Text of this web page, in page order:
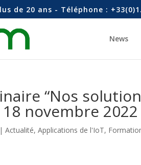
de 20 ans - Téléphone :
News
“Nos
novembre 2022
|Actualité,Applications de l'IoT,